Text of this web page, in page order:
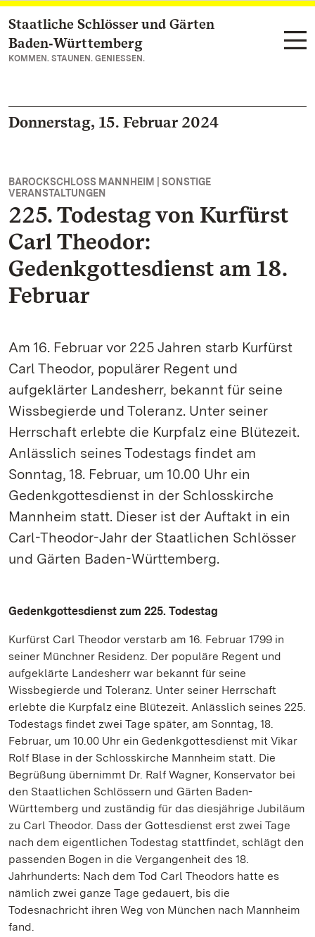
Zum Hauptinhalt springen
Staatliche Schlösser und Gärten
Baden‑Württemberg
KOMMEN. STAUNEN. GENIESSEN.
Donnerstag, 15. Februar 2024
BAROCKSCHLOSS MANNHEIM | SONSTIGE
VERANSTALTUNGEN
225. Todestag von Kurfürst
Carl Theodor:
Gedenkgottesdienst am 18.
Februar
Am 16. Februar vor 225 Jahren starb Kurfürst
Carl Theodor, populärer Regent und
aufgeklärter Landesherr, bekannt für seine
Wissbegierde und Toleranz. Unter seiner
Herrschaft erlebte die Kurpfalz eine Blütezeit.
Anlässlich seines Todestags findet am
Sonntag, 18. Februar, um 10.00 Uhr ein
Gedenkgottesdienst in der Schlosskirche
Mannheim statt. Dieser ist der Auftakt in ein
Carl-Theodor-Jahr der Staatlichen Schlösser
und Gärten Baden-Württemberg.
Gedenkgottesdienst zum 225. Todestag
Kurfürst Carl Theodor verstarb am 16. Februar 1799 in
seiner Münchner Residenz. Der populäre Regent und
aufgeklärte Landesherr war bekannt für seine
Wissbegierde und Toleranz. Unter seiner Herrschaft
erlebte die Kurpfalz eine Blütezeit. Anlässlich seines 225.
Todestags findet zwei Tage später, am Sonntag, 18.
Februar, um 10.00 Uhr ein Gedenkgottesdienst mit Vikar
Rolf Blase in der Schlosskirche Mannheim statt. Die
Begrüßung übernimmt Dr. Ralf Wagner, Konservator bei
den Staatlichen Schlössern und Gärten Baden-
Württemberg und zuständig für das diesjährige Jubiläum
zu Carl Theodor. Dass der Gottesdienst erst zwei Tage
nach dem eigentlichen Todestag stattfindet, schlägt den
passenden Bogen in die Vergangenheit des 18.
Jahrhunderts: Nach dem Tod Carl Theodors hatte es
nämlich zwei ganze Tage gedauert, bis die
Todesnachricht ihren Weg von München nach Mannheim
fand.